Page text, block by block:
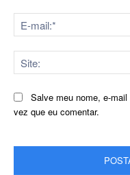
Salve meu nome, e-
vez que eu comentar.